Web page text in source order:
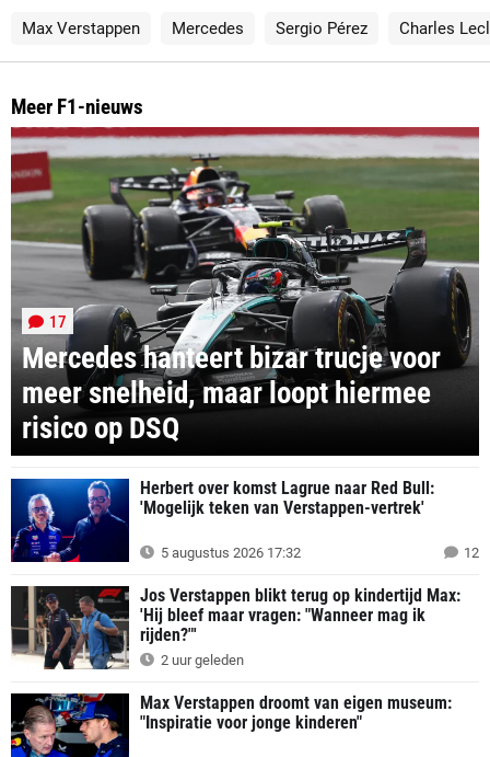
Max Verstappen Mercedes Sergio Pérez Charles
Meer F1-nieuws
Mercedes hanteert bizar trucje voor
meer snelheid, maar loopt hiermee
risico op DSQ
17
Herbert over komst Lagrue naar Red Bull:
'Mogelijk teken van Verstappen-vertrek'
5 augustus 2026 17:32 12
Jos Verstappen blikt terug op kindertijd Max:
'Hij bleef maar vragen: "Wanneer mag ik
rijden?"'
2 uur geleden
Max Verstappen droomt van eigen museum:
"Inspiratie voor jonge kinderen"